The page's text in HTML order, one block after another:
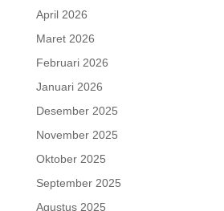
April 2026
Maret 2026
Februari 2026
Januari 2026
Desember 2025
November 2025
Oktober 2025
September 2025
Agustus 2025